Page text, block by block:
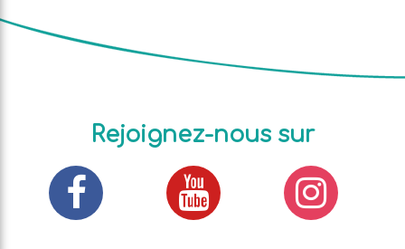
Rejoignez-nous sur